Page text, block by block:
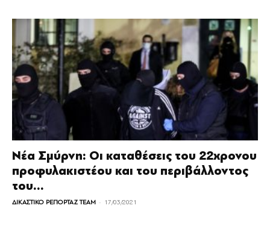
Νέα Σμύρνη: Οι καταθέσεις του 22χρονου
προφυλακιστέου και του περιβάλλοντος
του...
ΔΙΚΑΣΤΙΚΟ ΡΕΠΟΡΤΑΖ TEAM - 17/03/2021